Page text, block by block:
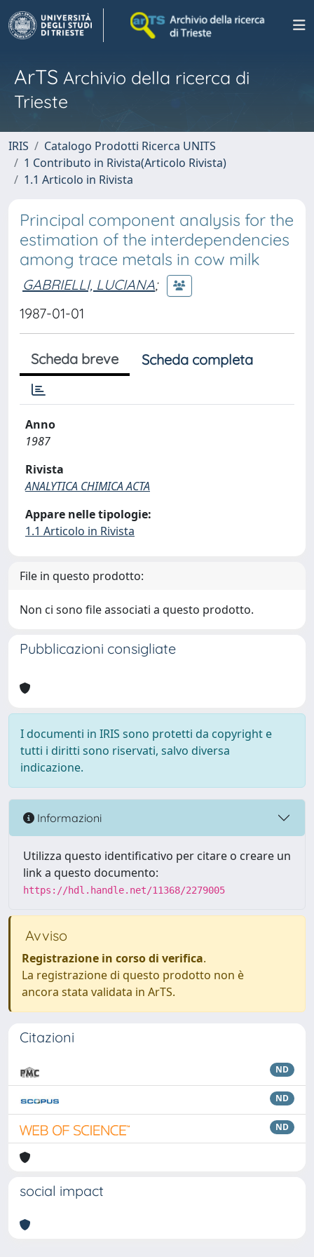
ArTS Archivio della ricerca di
Trieste
IRIS
Catalogo Prodotti Ricerca UNITS
1 Contributo in Rivista(Articolo Rivista)
1.1 Articolo in Rivista
Principal component analysis for the
estimation of the interdependencies
among trace metals in cow milk
GABRIELLI, LUCIANA;
1987-01-01
Scheda breve Scheda completa
Anno
1987
Rivista
ANALYTICA CHIMICA ACTA
Appare nelle tipologie:
1.1 Articolo in Rivista
File in questo prodotto:
Non ci sono file associati a questo prodotto.
Pubblicazioni consigliate
I documenti in IRIS sono protetti da copyright e
tutti i diritti sono riservati, salvo diversa
indicazione.
Informazioni
Utilizza questo identificativo per citare o creare un
link a questo documento:
https://hdl.handle.net/11368/2279005
Avviso
Registrazione in corso di verifica.
La registrazione di questo prodotto non è
ancora stata validata in ArTS.
Citazioni
ND
ND
ND
social impact